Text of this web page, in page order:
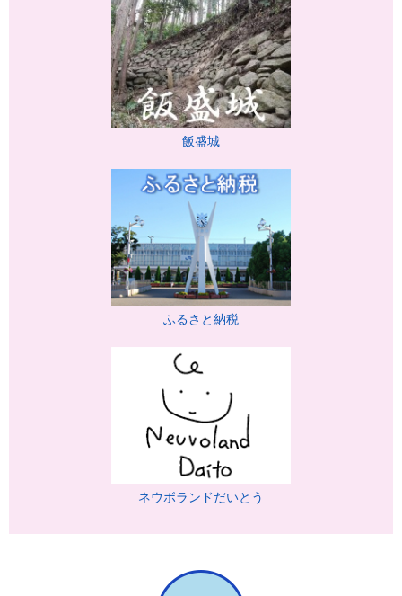
飯盛城
ふるさと納税
ネウボランドだいとう